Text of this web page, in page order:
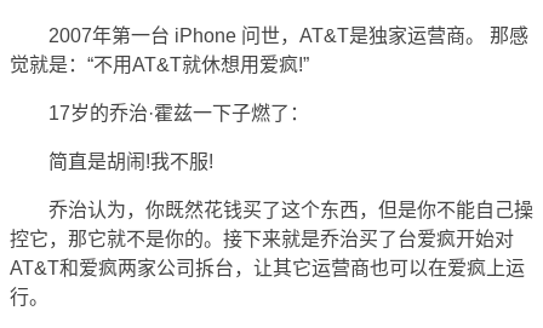
2007年第一台 iPhone 问世，AT&T是独家运营商。 那感
觉就是：“不用AT&T就休想用爱疯!”
17岁的乔治·霍兹一下子燃了：
简直是胡闹!我不服!
乔治认为，你既然花钱买了这个东西，但是你不能自己操
控它，那它就不是你的。接下来就是乔治买了台爱疯开始对
AT&T和爱疯两家公司拆台，让其它运营商也可以在爱疯上运
行。